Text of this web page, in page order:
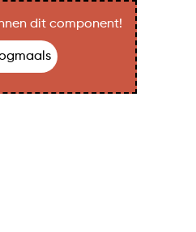
dit component!